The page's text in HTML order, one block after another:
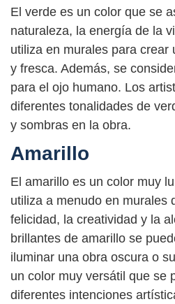
El verde es un color que se
naturaleza, la energía de la
utiliza en murales para crear
y fresca. Además, se
para el ojo humano. Los
diferentes tonalidades de
y sombras en la obra.
Amarillo
El amarillo es un color muy
utiliza a menudo en murales
felicidad, la creatividad y la
brillantes de amarillo se
iluminar una obra oscura o
un color muy versátil que se
diferentes intenciones